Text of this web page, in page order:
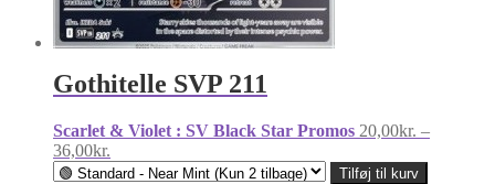
Gothitelle SVP 211
Scarlet & Violet : SV Black Star Promos 20,00kr. –
36,00kr.
20,00kr.
Tilføj til kurv